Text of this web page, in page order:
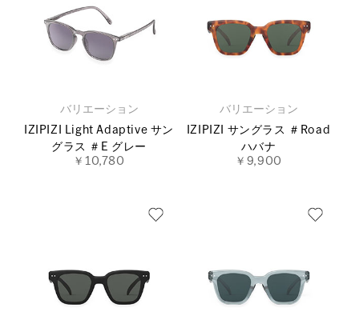
バリエーション
IZIPIZI Light Adaptive サン
グラス ＃E グレー
￥10,780
バリエーション
IZIPIZI サングラス ＃Road
ハバナ
￥9,900